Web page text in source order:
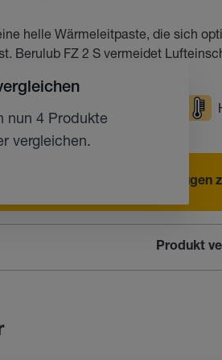
helle Wärmeleitpaste, die sich
Berulub FZ 2 S vermeidet
Hinzufügen
Produkt
nun 4 Produkte
vergleichen.